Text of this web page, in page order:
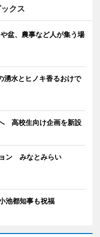
クス
盆、農事など人が集う場
水とヒノキ香るおけで
高校生向け企画を新設
ン みなとみらい
池都知事も祝福